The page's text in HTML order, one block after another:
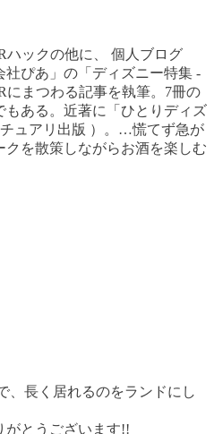
ハックの他に、 個人ブログ
社ぴあ」の「ディズニー特集 -
にまつわる記事を執筆。7冊の
ある。近著に「ひとりディズ
ュアリ出版 ）。…慌てず急が
を散策しながらお酒を楽しむ
、長く居れるのをランドにし
がとうございます!!